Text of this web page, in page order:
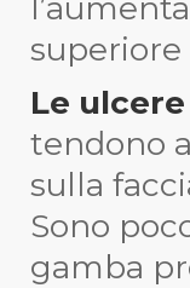
superiore
Le
tendono
sulla
Sono
gamba